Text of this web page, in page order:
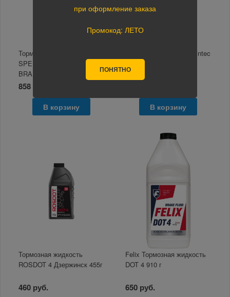
Тормозная жидкость
SPEEDOL HYDRAULIC
BRAKE FLUID DOT 4 1л
858 руб.
В корзину
Тормозная жидкость Sintec
Euro DOT 4 455мл.
В корзину
Тормозная жидкость
ROSDOT 4 Дзержинск 455г
460 руб.
Felix Тормозная жидкость
DOT 4 910 г
650 руб.
при оформление заказа
Промокод: ЛЕТО
ПОНЯТНО